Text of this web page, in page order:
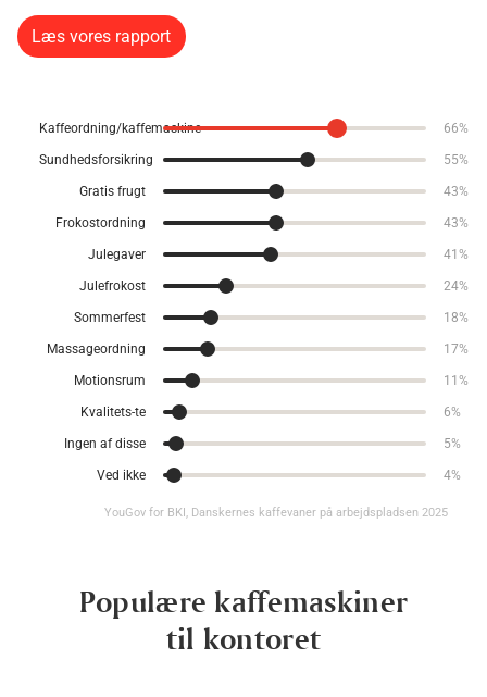
Læs vores rapport
Kaffeordning/kaffemaskine 66%
Sundhedsforsikring 55%
Gratis frugt 43%
Frokostordning 43%
Julegaver 41%
Julefrokost 24%
Sommerfest 18%
Massageordning 17%
Motionsrum 11%
Kvalitets-te 6%
Ingen af disse 5%
Ved ikke 4%
YouGov for BKI, Danskernes kaffevaner på arbejdspladsen 2025
Populære kaffemaskiner
til kontoret